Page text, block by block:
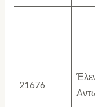
21676